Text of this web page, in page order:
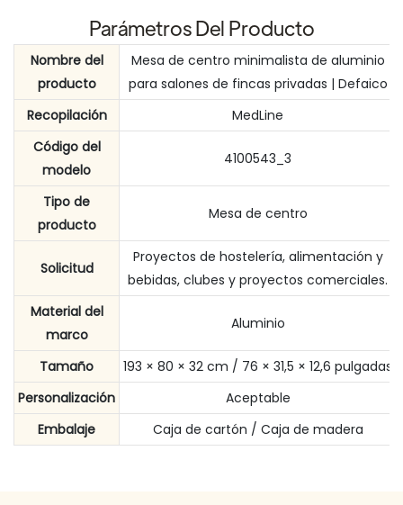
Parámetros Del Producto
Nombre del
producto
Mesa de centro minimalista de aluminio
para salones de fincas privadas | Defaico
Recopilación
MedLine
Código del
modelo
4100543_3
Tipo de
producto
Mesa de centro
Solicitud
Proyectos de hostelería, alimentación y
bebidas, clubes y proyectos comerciales.
Material del
marco
Aluminio
Tamaño
193 × 80 × 32 cm / 76 × 31,5 × 12,6 pulgadas
Personalización
Aceptable
Embalaje
Caja de cartón / Caja de madera